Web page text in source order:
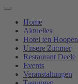
Home
Aktuelles
Hotel ten Hoopen
Unsere Zimmer
Restaurant Deele
Events
Veranstaltungen